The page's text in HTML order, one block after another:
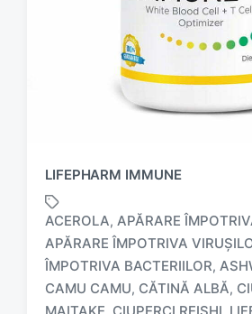
LIFEPHARM IMMUNE
T
a
ACEROLA, APĂRARE
APĂRARE ÎMPOTRIVA
ÎMPOTRIVA BACTERIILOR,
CAMU CAMU, CĂTINĂ ALBĂ,